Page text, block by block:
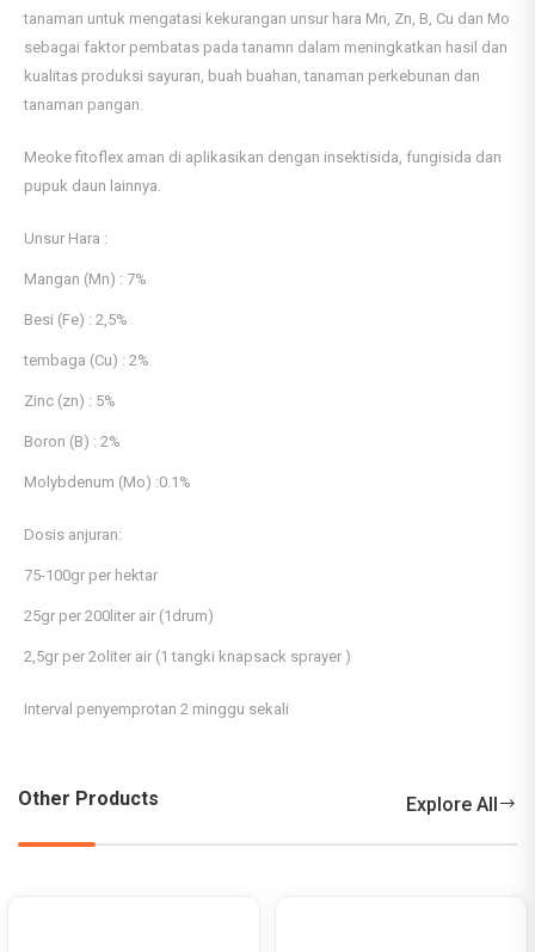
tanaman untuk mengatasi kekurangan unsur hara Mn, Zn, B, Cu dan Mo
sebagai faktor pembatas pada tanamn dalam meningkatkan hasil dan
kualitas produksi sayuran, buah buahan, tanaman perkebunan dan
tanaman pangan.
Meoke fitoflex aman di aplikasikan dengan insektisida, fungisida dan
pupuk daun lainnya.
Unsur Hara :
Mangan (Mn) : 7%
Besi (Fe) : 2,5%
tembaga (Cu) : 2%
Zinc (zn) : 5%
Boron (B) : 2%
Molybdenum (Mo) :0.1%
Dosis anjuran:
75-100gr per hektar
25gr per 200liter air (1drum)
2,5gr per 2oliter air (1 tangki knapsack sprayer )
Interval penyemprotan 2 minggu sekali
Other Products Explore All